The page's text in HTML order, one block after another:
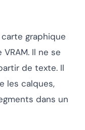
graphique
Il ne se
de texte. Il
les calques,
dans un